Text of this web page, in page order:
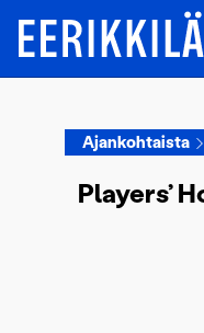
Ajankohtaista
Players’